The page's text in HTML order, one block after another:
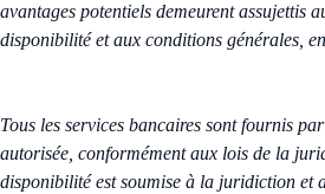
avantages potentiels demeurent assujettis
disponibilité et aux conditions générales,
Tous les services bancaires sont fournis
autorisée, conformément aux lois de la
disponibilité est soumise à la juridiction et